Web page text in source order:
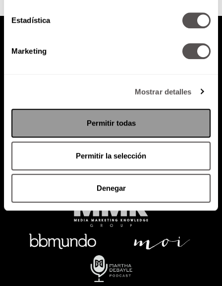
Estadística
Marketing
Mostrar detalles
Permitir todas
Permitir la selección
Denegar
Política de Privacidad
PODCAST RADIO MARTHA EVENTOS
SACA TU ID